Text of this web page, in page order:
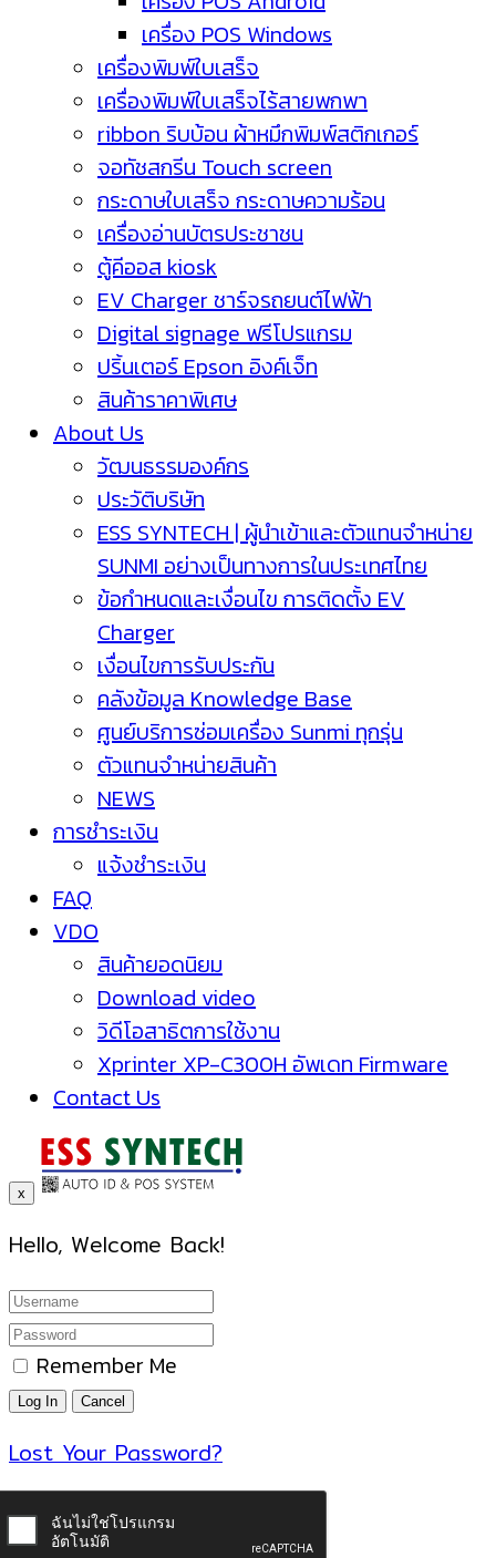
เครื่อง POS Windows
เครื่องพิมพ์ใบเสร็จ
เครื่องพิมพ์ใบเสร็จไร้สายพกพา
ribbon ริบบ้อน ผ้าหมึกพิมพ์สติกเกอร์
จอทัชสกรีน Touch screen
กระดาษใบเสร็จ กระดาษความร้อน
เครื่องอ่านบัตรประชาชน
ตู้คีออส kiosk
EV Charger ชาร์จรถยนต์ไฟฟ้า
Digital signage ฟรีโปรแกรม
ปริ้นเตอร์ Epson อิงค์เจ็ท
สินค้าราคาพิเศษ
About Us
วัฒนธรรมองค์กร
ประวัติบริษัท
ESS SYNTECH | ผู้นำเข้าและตัวแทนจำหน่าย
SUNMI อย่างเป็นทางการในประเทศไทย
ข้อกำหนดและเงื่อนไข การติดตั้ง EV
Charger
เงื่อนไขการรับประกัน
คลังข้อมูล Knowledge Base
ศูนย์บริการซ่อมเครื่อง Sunmi ทุกรุ่น
ตัวแทนจำหน่ายสินค้า
NEWS
การชำระเงิน
แจ้งชำระเงิน
FAQ
VDO
สินค้ายอดนิยม
Download video
วิดีโอสาธิตการใช้งาน
Xprinter XP-C300H อัพเดท Firmware
Contact Us
x
Hello, Welcome Back!
Remember Me
Lost Your Password?